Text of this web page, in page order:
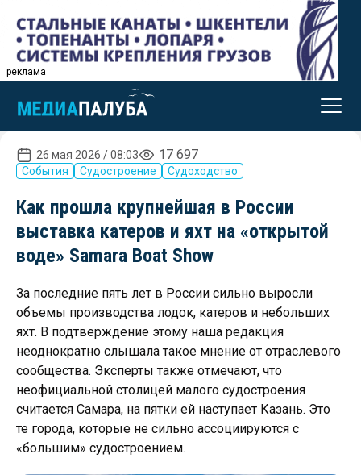
реклама
26 мая 2026 / 08:03 17 697
События Судостроение Судоходство
Как прошла крупнейшая в России
выставка катеров и яхт на «открытой
воде» Samara Boat Show
За последние пять лет в России сильно выросли
объемы производства лодок, катеров и небольших
яхт. В подтверждение этому наша редакция
неоднократно слышала такое мнение от отраслевого
сообщества. Эксперты также отмечают, что
неофициальной столицей малого судостроения
считается Самара, на пятки ей наступает Казань. Это
те города, которые не сильно ассоциируются с
«большим» судостроением.